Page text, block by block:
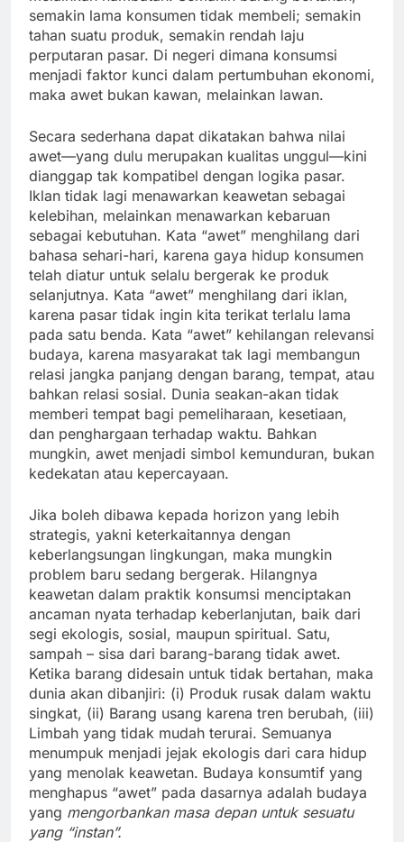
semakin lama konsumen tidak membeli; semakin
tahan suatu produk, semakin rendah laju
perputaran pasar. Di negeri dimana konsumsi
menjadi faktor kunci dalam pertumbuhan ekonomi,
maka awet bukan kawan, melainkan lawan.
Secara sederhana dapat dikatakan bahwa nilai
awet—yang dulu merupakan kualitas unggul—kini
dianggap tak kompatibel dengan logika pasar.
Iklan tidak lagi menawarkan keawetan sebagai
kelebihan, melainkan menawarkan kebaruan
sebagai kebutuhan. Kata “awet” menghilang dari
bahasa sehari-hari, karena gaya hidup konsumen
telah diatur untuk selalu bergerak ke produk
selanjutnya. Kata “awet” menghilang dari iklan,
karena pasar tidak ingin kita terikat terlalu lama
pada satu benda. Kata “awet” kehilangan relevansi
budaya, karena masyarakat tak lagi membangun
relasi jangka panjang dengan barang, tempat, atau
bahkan relasi sosial. Dunia seakan-akan tidak
memberi tempat bagi pemeliharaan, kesetiaan,
dan penghargaan terhadap waktu. Bahkan
mungkin, awet menjadi simbol kemunduran, bukan
kedekatan atau kepercayaan.
Jika boleh dibawa kepada horizon yang lebih
strategis, yakni keterkaitannya dengan
keberlangsungan lingkungan, maka mungkin
problem baru sedang bergerak. Hilangnya
keawetan dalam praktik konsumsi menciptakan
ancaman nyata terhadap keberlanjutan, baik dari
segi ekologis, sosial, maupun spiritual. Satu,
sampah – sisa dari barang-barang tidak awet.
Ketika barang didesain untuk tidak bertahan, maka
dunia akan dibanjiri: (i) Produk rusak dalam waktu
singkat, (ii) Barang usang karena tren berubah, (iii)
Limbah yang tidak mudah terurai. Semuanya
menumpuk menjadi jejak ekologis dari cara hidup
yang menolak keawetan. Budaya konsumtif yang
menghapus “awet” pada dasarnya adalah budaya
yang mengorbankan masa depan untuk sesuatu
yang “instan”.